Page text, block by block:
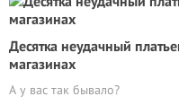
Десятка неудачный
магазинах
А у вас так бывало?